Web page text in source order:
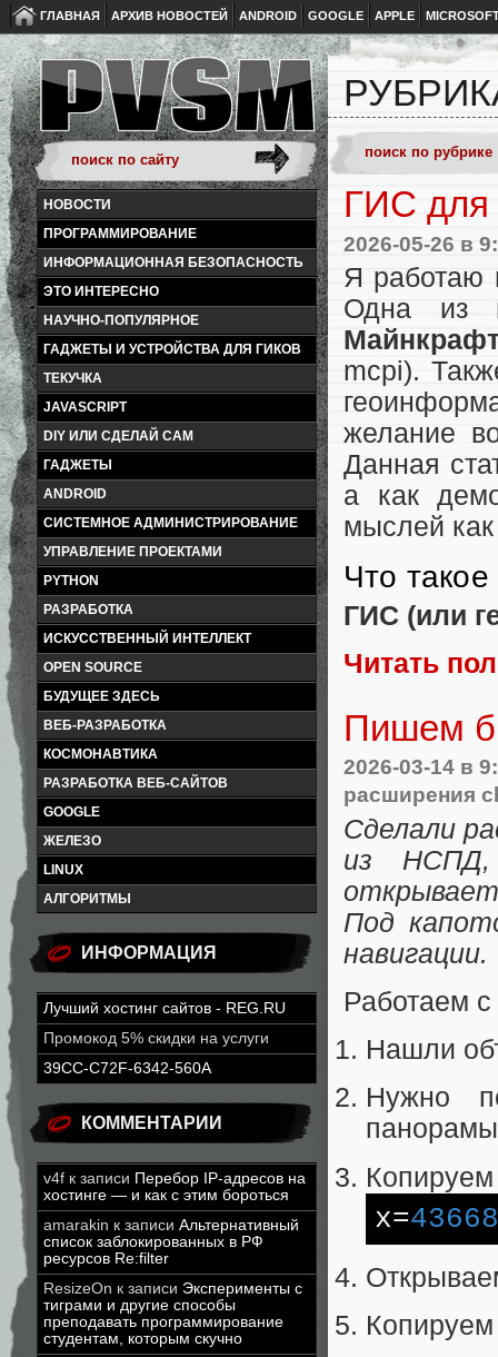
ГЛАВНАЯ АРХИВ НОВОСТЕЙ ANDROID GOOGLE APPLE
НОВОСТИ
ПРОГРАММИРОВАНИЕ
ИНФОРМАЦИОННАЯ БЕЗОПАСНОСТЬ
ЭТО ИНТЕРЕСНО
НАУЧНО-ПОПУЛЯРНОЕ
ГАДЖЕТЫ И УСТРОЙСТВА ДЛЯ ГИКОВ
ТЕКУЧКА
JAVASCRIPT
DIY ИЛИ СДЕЛАЙ САМ
ГАДЖЕТЫ
ANDROID
СИСТЕМНОЕ АДМИНИСТРИРОВАНИЕ
УПРАВЛЕНИЕ ПРОЕКТАМИ
PYTHON
РАЗРАБОТКА
ИСКУССТВЕННЫЙ ИНТЕЛЛЕКТ
OPEN SOURCE
БУДУЩЕЕ ЗДЕСЬ
ВЕБ-РАЗРАБОТКА
КОСМОНАВТИКА
РАЗРАБОТКА ВЕБ-САЙТОВ
GOOGLE
ЖЕЛЕЗО
LINUX
АЛГОРИТМЫ
ИНФОРМАЦИЯ
Лучший хостинг сайтов - REG.RU
Промокод 5% скидки на услуги
39CC-C72F-6342-560A
КОММЕНТАРИИ
v4f к записи Перебор IP-адресов на
хостинге — и как с этим бороться
amarakin к записи Альтернативный
список заблокированных в РФ
ресурсов Re:filter
ResizeOn к записи Эксперименты с
тиграми и другие способы
преподавать программирование
студентам, которым скучно
ГИС для
2026-05-26 в
Я работаю
Одна из
mcpi).
желание
Данная
а как
мыслей
Что
ГИС (или
Читать
Пишем
2026-03-14 в
расширения
Сделали
из НСПД,
Под
навигации.
Работаем
Нашли
Нужно
x=
Копируем